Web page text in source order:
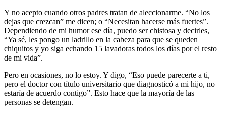
Y no acepto cuando otros padres tratan de aleccionarme. “No los
dejas que crezcan” me dicen; o “Necesitan hacerse más fuertes”.
Dependiendo de mi humor ese día, puedo ser chistosa y decirles,
“Ya sé, les pongo un ladrillo en la cabeza para que se queden
chiquitos y yo siga echando 15 lavadoras todos los días por el resto
de mi vida”.
Pero en ocasiones, no lo estoy. Y digo, “Eso puede parecerte a ti,
pero el doctor con título universitario que diagnosticó a mi hijo, no
estaría de acuerdo contigo”. Esto hace que la mayoría de las
personas se detengan.